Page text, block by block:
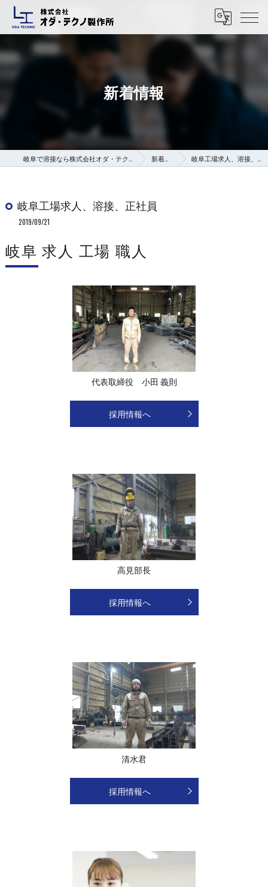
新着情報
新着情報 岐阜工場求人、溶接、正社員
岐阜工場求人、溶接、正社員
2019/09/21
岐阜 求人 工場 職人
代表取締役 小田 義則
採用情報へ
高見部長
採用情報へ
清水君
採用情報へ